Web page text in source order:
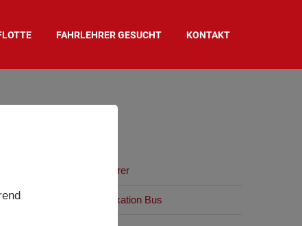
FAHRLEHRER GESUCHT KONTAKT
5 Module für Berufskraftfahrer
Grundqualifikation Bus